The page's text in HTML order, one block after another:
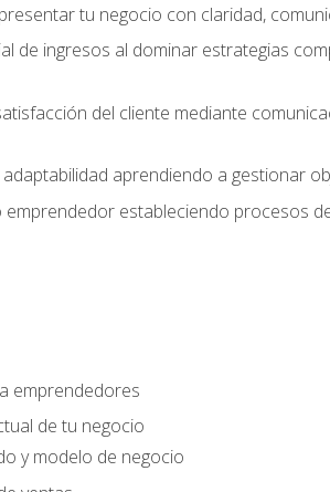
tu negocio con claridad,
de ingresos al dominar estrategias
del cliente mediante
aprendiendo a gestionar
estableciendo procesos
emprendedores
de tu negocio
y modelo de negocio